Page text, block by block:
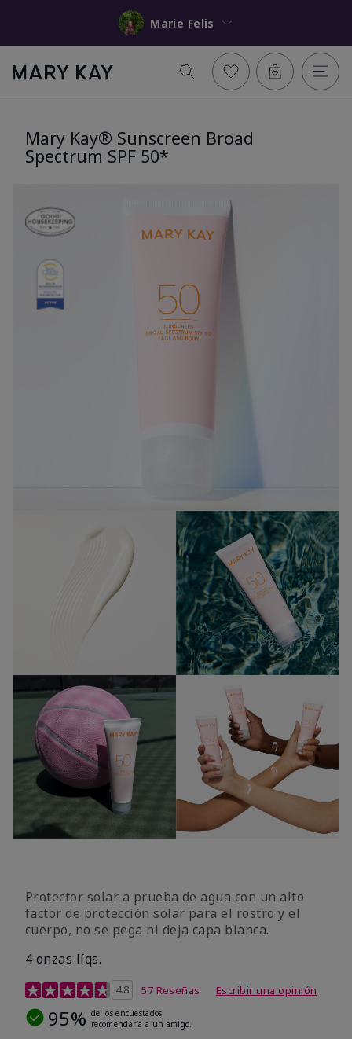
Marie Felis
Mary Kay® Sunscreen Broad
Spectrum SPF 50*
Protector solar a prueba de agua con un alto
factor de protección solar para el rostro y el
cuerpo, no se pega ni deja capa blanca.
4 onzas líqs.
Calificación de clientes de 4,2 de 5
4.8 57 Reseñas Escribir una opinión
95% de los encuestados
recomendaría a un amigo.